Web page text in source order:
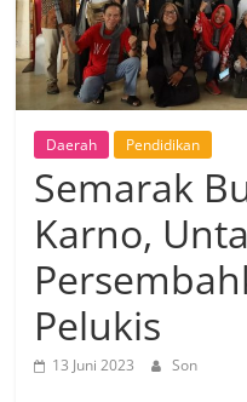
Daerah Pendidikan
Semarak
Karno,
Pelukis
13 Juni 2023 Son